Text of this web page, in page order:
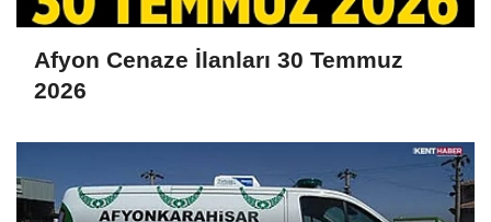
Afyon Cenaze İlanları 30 Temmuz
2026